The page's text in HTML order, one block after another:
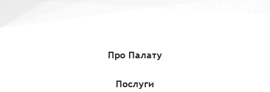
Про Палату
Послуги
Комерційні пропозиції»Пропозиція двосторонньої